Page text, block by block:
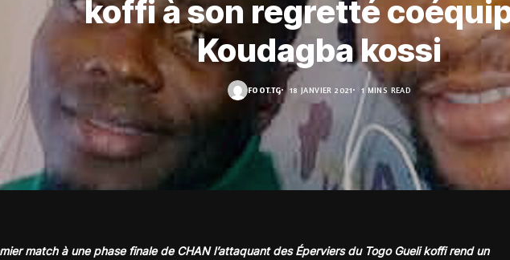
koffi à son regretté
Koudagba kossi
FOOT.TG 18 JANVIER 2021 1 MINS READ
match à une phase finale de CHAN l’attaquant des Éperviers du Togo Gueli koffi rend un